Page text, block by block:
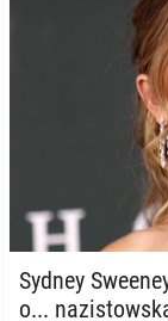
Ale­xan­der
gwiazda
Sydney
o...